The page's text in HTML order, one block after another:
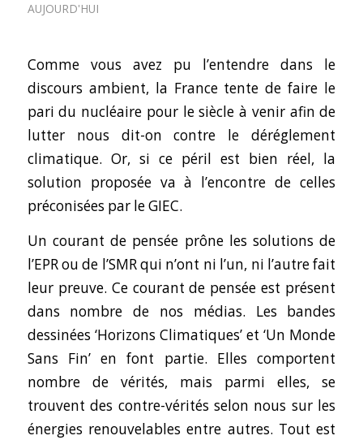
AUJOURD'HUI
Comme vous avez pu l’entendre dans le
discours ambient, la France tente de faire le
pari du nucléaire pour le siècle à venir afin de
lutter nous dit-on contre le déréglement
climatique. Or, si ce péril est bien réel, la
solution proposée va à l’encontre de celles
préconisées par le GIEC.
Un courant de pensée prône les solutions de
l’EPR ou de l’SMR qui n’ont ni l’un, ni l’autre fait
leur preuve. Ce courant de pensée est présent
dans nombre de nos médias. Les bandes
dessinées ‘Horizons Climatiques’ et ‘Un Monde
Sans Fin’ en font partie. Elles comportent
nombre de vérités, mais parmi elles, se
trouvent des contre-vérités selon nous sur les
énergies renouvelables entre autres. Tout est